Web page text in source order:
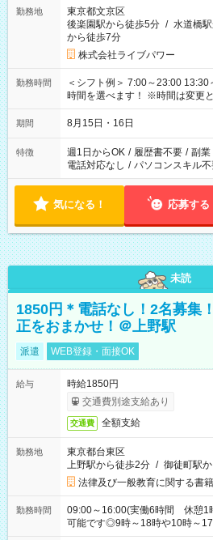
勤務地
東京都文京区
後楽園駅から徒歩5分 / 水道橋
から徒歩7分
株式会社ライブパワー
勤務時間
＜シフト例＞ 7:00～23:00 13:30～22:00 上記の時
時間を選べます！ ※時間は変更
期間 8月15日・16日
特徴 週1日からOK / 履歴書不要 / 副業
電話対応なし / パソコンスキル
気になる！ 応募する
未読
1850円＊電話なし！2名募集
正をおまかせ！＠上野駅
派遣 WEB登録・面接OK
給与
時給1850円
交通費別途支給あり
交通費 全額支給
勤務地
東京都台東区
上野駅から徒歩2分 / 御徒町駅
法律及び一般教育に関する書
勤務時間
09:00～16:00(実働6時間 休憩1
可能です◎9時～18時や10時～17